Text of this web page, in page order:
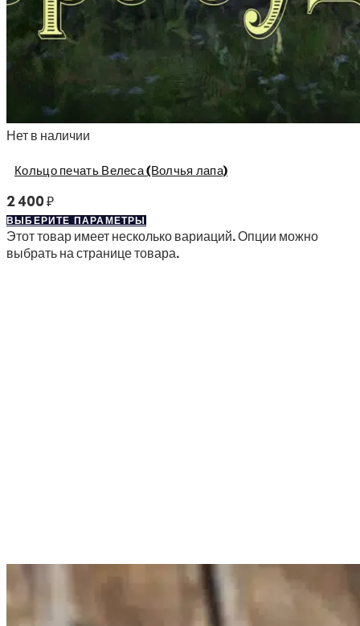
Нет в наличии
Кольцо печать Велеса (Волчья лапа)
2 400₽
ВЫБЕРИТЕ ПАРАМЕТРЫ
Этот товар имеет несколько вариаций. Опции можно
выбрать на странице товара.